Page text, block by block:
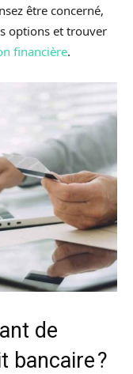
être concerné,
options et trouver
financière.
de
bancaire ?